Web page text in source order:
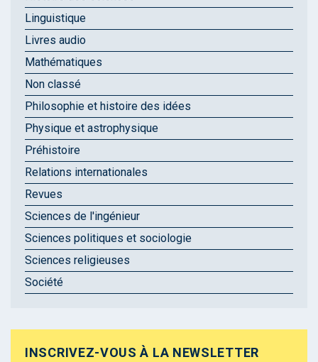
Linguistique
Livres audio
Mathématiques
Non classé
Philosophie et histoire des idées
Physique et astrophysique
Préhistoire
Relations internationales
Revues
Sciences de l'ingénieur
Sciences politiques et sociologie
Sciences religieuses
Société
INSCRIVEZ-VOUS À LA NEWSLETTER